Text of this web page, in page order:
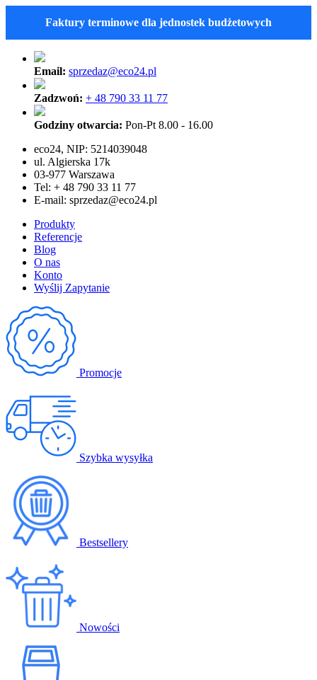
Faktury terminowe dla jednostek budżetowych
Email: sprzedaz@eco24.pl
Zadzwoń: + 48 790 33 11 77
Godziny otwarcia: Pon-Pt 8.00 - 16.00
eco24, NIP: 5214039048
ul. Algierska 17k
03-977 Warszawa
Tel: + 48 790 33 11 77
E-mail: sprzedaz@eco24.pl
Produkty
Referencje
Blog
O nas
Konto
Wyślij Zapytanie
Promocje
Szybka wysyłka
Bestsellery
Nowości